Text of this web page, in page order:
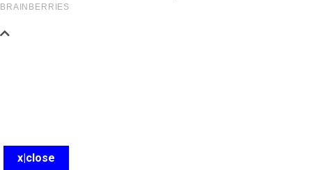
x|close